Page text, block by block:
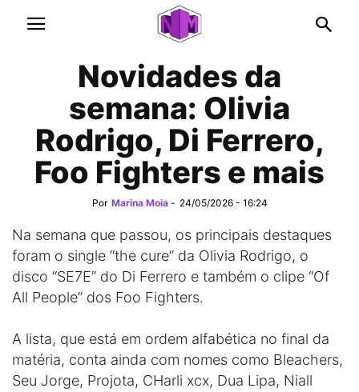
Novidades da
semana: Olivia
Rodrigo, Di Ferrero,
Foo Fighters e mais
Por Marina Moia - 24/05/2026 - 16:24
Na semana que passou, os principais destaques
foram o single “the cure” da Olivia Rodrigo, o
disco “SE7E” do Di Ferrero e também o clipe “Of
All People” dos Foo Fighters.
A lista, que está em ordem alfabética no final da
matéria, conta ainda com nomes como Bleachers,
Seu Jorge, Projota, CHarli xcx, Dua Lipa, Niall